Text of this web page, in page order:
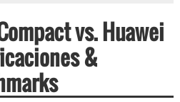
vs. Huawei
&